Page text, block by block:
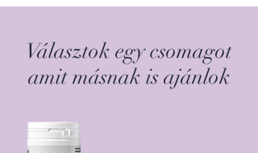
Választok egy csomagot
amit másnak is ajánlok